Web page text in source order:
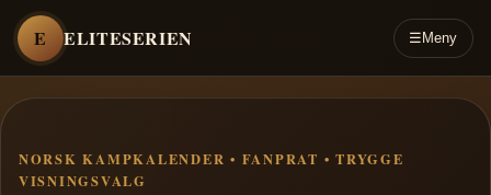
E ELITESERIEN ☰ Meny
NORSK KAMPKALENDER • FANPRAT • TRYGGE
VISNINGSVALG